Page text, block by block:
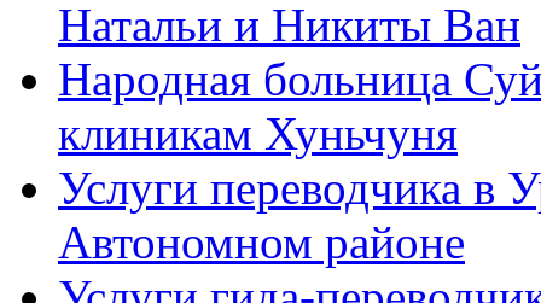
Натальи и Никиты Ван
Народная больница
клиникам Хуньчуня
Услуги переводчика в
Автономном районе